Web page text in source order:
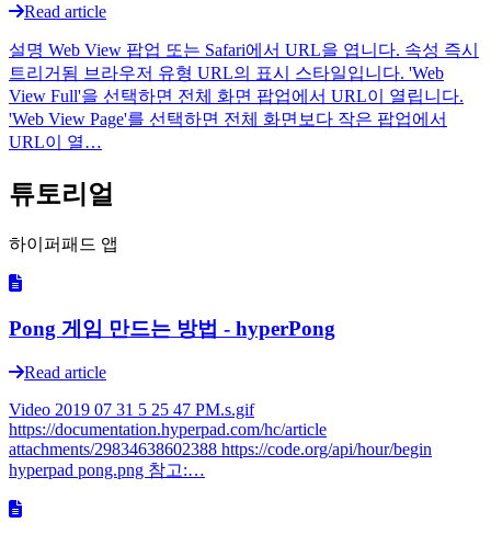
Read article
설명 Web View 팝업 또는 Safari에서 URL을 엽니다. 속성 즉시
트리거됨 브라우저 유형 URL의 표시 스타일입니다. 'Web
View Full'을 선택하면 전체 화면 팝업에서 URL이 열립니다.
'Web View Page'를 선택하면 전체 화면보다 작은 팝업에서
URL이 열…
튜토리얼
하이퍼패드 앱
Pong 게임 만드는 방법 - hyperPong
Read article
Video 2019 07 31 5 25 47 PM.s.gif
https://documentation.hyperpad.com/hc/article
attachments/29834638602388 https://code.org/api/hour/begin
hyperpad pong.png 참고:…